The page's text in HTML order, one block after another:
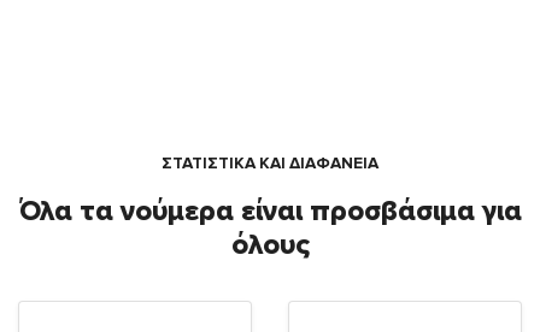
ΣΤΑΤΙΣΤΙΚΑ ΚΑΙ ΔΙΑΦΑΝΕΙΑ
Όλα τα νούμερα είναι προσβάσιμα για
όλους